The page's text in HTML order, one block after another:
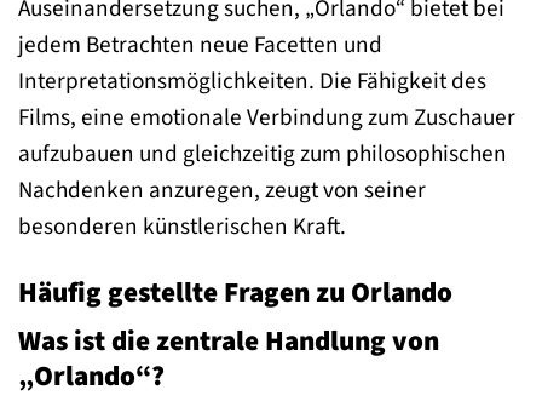
Auseinandersetzung suchen, „Orlando“ bietet bei
jedem Betrachten neue Facetten und
Interpretationsmöglichkeiten. Die Fähigkeit des
Films, eine emotionale Verbindung zum Zuschauer
aufzubauen und gleichzeitig zum philosophischen
Nachdenken anzuregen, zeugt von seiner
besonderen künstlerischen Kraft.
Häufig gestellte Fragen zu Orlando
Was ist die zentrale Handlung von
„Orlando“?